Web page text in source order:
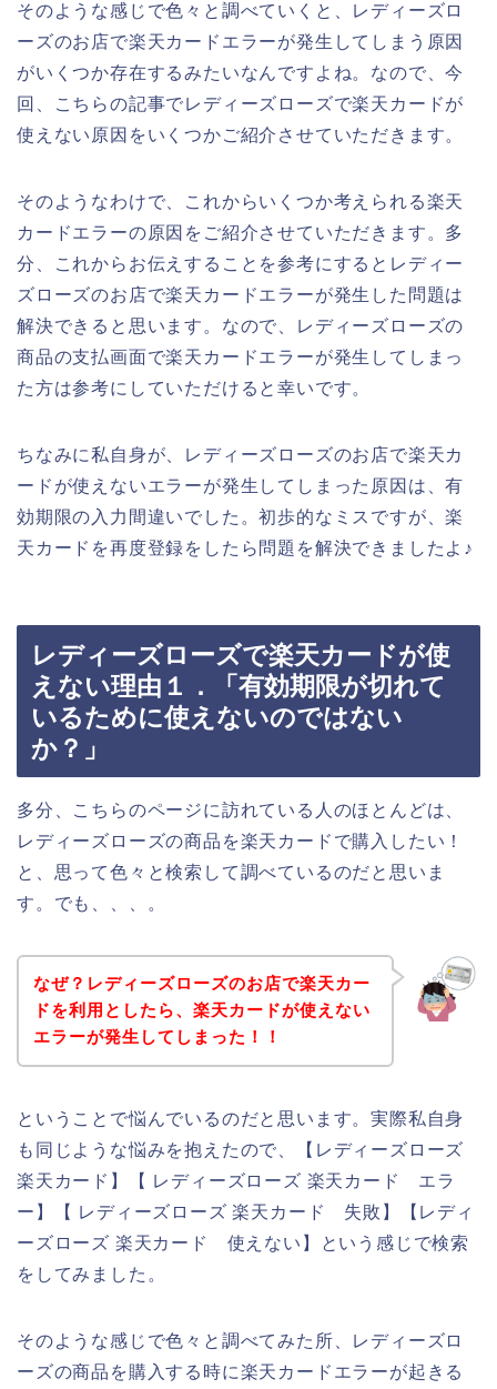
そのような感じで色々と調べていくと、レディーズロ
ーズのお店で楽天カードエラーが発生してしまう原因
がいくつか存在するみたいなんですよね。なので、今
回、こちらの記事でレディーズローズで楽天カードが
使えない原因をいくつかご紹介させていただきます。
そのようなわけで、これからいくつか考えられる楽天
カードエラーの原因をご紹介させていただきます。多
分、これからお伝えすることを参考にするとレディー
ズローズのお店で楽天カードエラーが発生した問題は
解決できると思います。なので、レディーズローズの
商品の支払画面で楽天カードエラーが発生してしまっ
た方は参考にしていただけると幸いです。
ちなみに私自身が、レディーズローズのお店で楽天カ
ードが使えないエラーが発生してしまった原因は、有
効期限の入力間違いでした。初歩的なミスですが、楽
天カードを再度登録をしたら問題を解決できましたよ♪
レディーズローズで楽天カードが使
えない理由１．「有効期限が切れて
いるために使えないのではない
か？」
多分、こちらのページに訪れている人のほとんどは、
レディーズローズの商品を楽天カードで購入したい！
と、思って色々と検索して調べているのだと思いま
す。でも、、、。
なぜ？レディーズローズのお店で楽天カー
ドを利用としたら、楽天カードが使えない
エラーが発生してしまった！！
ということで悩んでいるのだと思います。実際私自身
も同じような悩みを抱えたので、【レディーズローズ
楽天カード】【 レディーズローズ 楽天カード エラ
ー】【 レディーズローズ 楽天カード 失敗】【レディ
ーズローズ 楽天カード 使えない】という感じで検索
をしてみました。
そのような感じで色々と調べてみた所、レディーズロ
ーズの商品を購入する時に楽天カードエラーが起きる